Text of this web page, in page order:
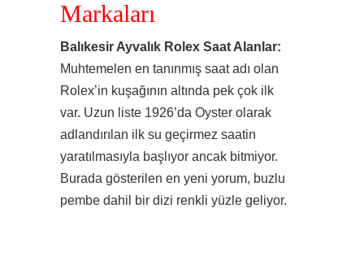
Markaları
Balıkesir Ayvalık Rolex Saat Alanlar:
Muhtemelen en tanınmış saat adı olan
Rolex’in kuşağının altında pek çok ilk
var. Uzun liste 1926’da Oyster olarak
adlandırılan ilk su geçirmez saatin
yaratılmasıyla başlıyor ancak bitmiyor.
Burada gösterilen en yeni yorum, buzlu
pembe dahil bir dizi renkli yüzle geliyor.